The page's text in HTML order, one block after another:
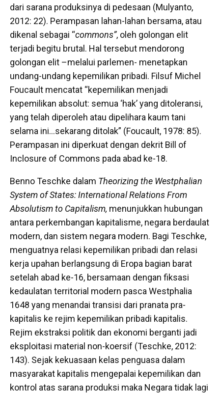
dari sarana produksinya di pedesaan (Mulyanto,
2012: 22). Perampasan lahan-lahan bersama, atau
dikenal sebagai “commons”, oleh golongan elit
terjadi begitu brutal. Hal tersebut mendorong
golongan elit –melalui parlemen- menetapkan
undang-undang kepemilikan pribadi. Filsuf Michel
Foucault mencatat “kepemilikan menjadi
kepemilikan absolut: semua ‘hak’ yang ditoleransi,
yang telah diperoleh atau dipelihara kaum tani
selama ini…sekarang ditolak” (Foucault, 1978: 85).
Perampasan ini diperkuat dengan dekrit Bill of
Inclosure of Commons pada abad ke-18.
Benno Teschke dalam Theorizing the Westphalian
System of States: International Relations From
Absolutism to Capitalism, menunjukkan hubungan
antara perkembangan kapitalisme, negara berdaulat
modern, dan sistem negara modern. Bagi Teschke,
menguatnya relasi kepemilikan pribadi dan relasi
kerja upahan berlangsung di Eropa bagian barat
setelah abad ke-16, bersamaan dengan fiksasi
kedaulatan territorial modern pasca Westphalia
1648 yang menandai transisi dari pranata pra-
kapitalis ke rejim kepemilikan pribadi kapitalis.
Rejim ekstraksi politik dan ekonomi berganti jadi
eksploitasi material non-koersif (Teschke, 2012:
143). Sejak kekuasaan kelas penguasa dalam
masyarakat kapitalis mengepalai kepemilikan dan
kontrol atas sarana produksi maka Negara tidak lagi